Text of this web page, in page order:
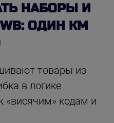
НАБОРЫ И
ОДИН КМ
товары из
в логике
«висячим» кодам и